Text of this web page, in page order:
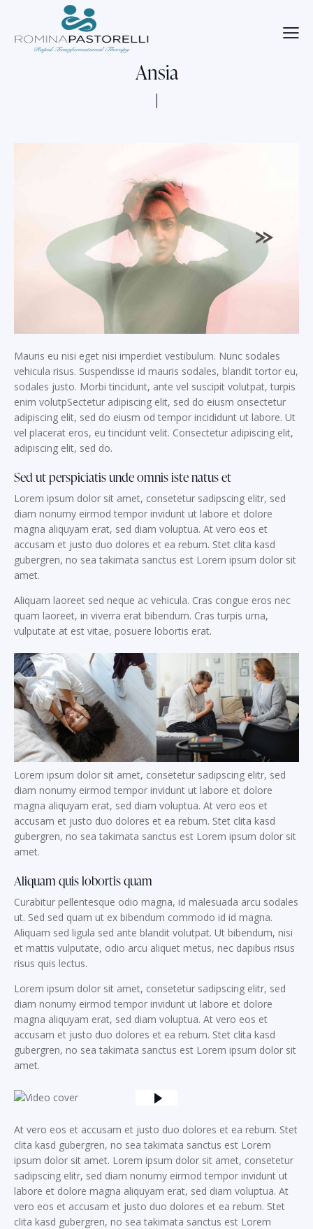
Ansia
Mauris eu nisi eget nisi imperdiet vestibulum. Nunc sodales
vehicula risus. Suspendisse id mauris sodales, blandit tortor eu,
sodales justo. Morbi tincidunt, ante vel suscipit volutpat, turpis
enim volutpSectetur adipiscing elit, sed do eiusm onsectetur
adipiscing elit, sed do eiusm od tempor incididunt ut labore. Ut
vel placerat eros, eu tincidunt velit. Consectetur adipiscing elit,
adipiscing elit, sed do.
Sed ut perspiciatis unde omnis iste natus et
Lorem ipsum dolor sit amet, consetetur sadipscing elitr, sed
diam nonumy eirmod tempor invidunt ut labore et dolore
magna aliquyam erat, sed diam voluptua. At vero eos et
accusam et justo duo dolores et ea rebum. Stet clita kasd
gubergren, no sea takimata sanctus est Lorem ipsum dolor sit
amet.
Aliquam laoreet sed neque ac vehicula. Cras congue eros nec
quam laoreet, in viverra erat bibendum. Cras turpis urna,
vulputate at est vitae, posuere lobortis erat.
Lorem ipsum dolor sit amet, consetetur sadipscing elitr, sed
diam nonumy eirmod tempor invidunt ut labore et dolore
magna aliquyam erat, sed diam voluptua. At vero eos et
accusam et justo duo dolores et ea rebum. Stet clita kasd
gubergren, no sea takimata sanctus est Lorem ipsum dolor sit
amet.
Aliquam quis lobortis quam
Curabitur pellentesque odio magna, id malesuada arcu sodales
ut. Sed sed quam ut ex bibendum commodo id id magna.
Aliquam sed ligula sed ante blandit volutpat. Ut bibendum, nisi
et mattis vulputate, odio arcu aliquet metus, nec dapibus risus
risus quis lectus.
Lorem ipsum dolor sit amet, consetetur sadipscing elitr, sed
diam nonumy eirmod tempor invidunt ut labore et dolore
magna aliquyam erat, sed diam voluptua. At vero eos et
accusam et justo duo dolores et ea rebum. Stet clita kasd
gubergren, no sea takimata sanctus est Lorem ipsum dolor sit
amet.
At vero eos et accusam et justo duo dolores et ea rebum. Stet
clita kasd gubergren, no sea takimata sanctus est Lorem
ipsum dolor sit amet. Lorem ipsum dolor sit amet, consetetur
sadipscing elitr, sed diam nonumy eirmod tempor invidunt ut
labore et dolore magna aliquyam erat, sed diam voluptua. At
vero eos et accusam et justo duo dolores et ea rebum. Stet
clita kasd gubergren, no sea takimata sanctus est Lorem